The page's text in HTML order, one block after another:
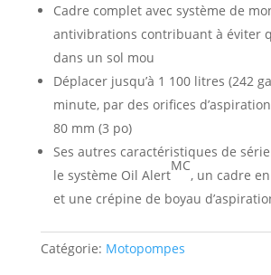
Cadre complet avec système de
antivibrations contribuant à éviter
dans un sol mou
Déplacer jusqu’à 1 100 litres (242
minute, par des orifices
80 mm (3 po)
Ses autres caractéristiques de
le système Oil Alert
MC
, un cadre
et une crépine de boyau
Catégorie: Motopompes